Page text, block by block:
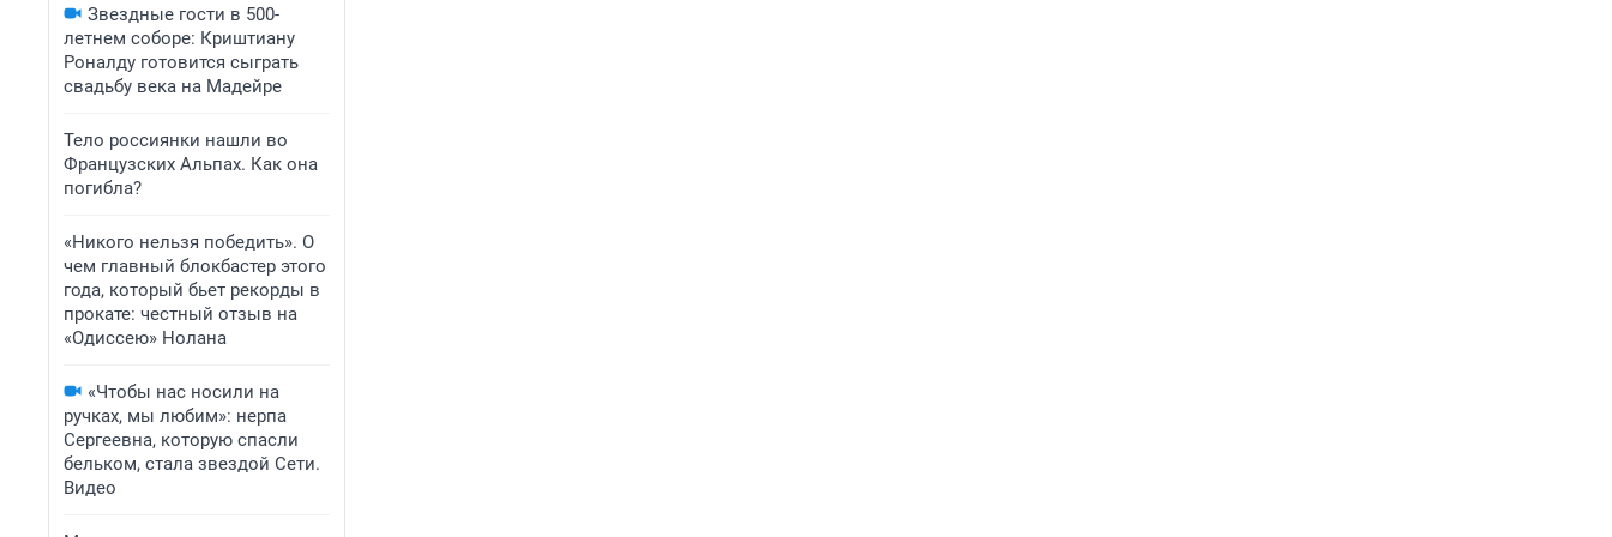
Звездные гости в 500-
летнем соборе: Криштиану
Роналду готовится сыграть
свадьбу века на Мадейре
Тело россиянки нашли во
Французских Альпах. Как она
погибла?
«Никого нельзя победить». О
чем главный блокбастер этого
года, который бьет рекорды в
прокате: честный отзыв на
«Одиссею» Нолана
«Чтобы нас носили на
ручках, мы любим»: нерпа
Сергеевна, которую спасли
бельком, стала звездой Сети.
Видео